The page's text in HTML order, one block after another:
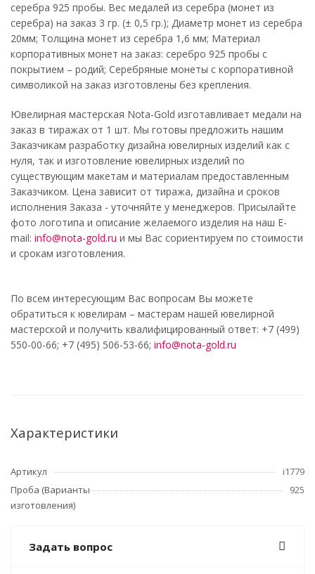
серебра 925 пробы. Вес медалей из серебра (монет из
серебра) на заказ 3 гр. (± 0,5 гр.); Диаметр монет из серебра
20мм; Толщина монет из серебра 1,6 мм; Материал
корпоративных монет на заказ: серебро 925 пробы с
покрытием – родий; Серебряные монеты с корпоративной
символикой на заказ изготовлены без крепления.
Ювелирная мастерская Nota-Gold изготавливает медали на
заказ в тиражах от 1 шт. Мы готовы предложить нашим
Заказчикам разработку дизайна ювелирных изделий как с
нуля, так и изготовление ювелирных изделий по
существующим макетам и материалам предоставленным
Заказчиком. Цена зависит от тиража, дизайна и сроков
исполнения Заказа - уточняйте у менеджеров. Присылайте
фото логотипа и описание желаемого изделия на наш E-
mail: info@nota-gold.ru и мы Вас сориентируем по стоимости
и срокам изготовления.
По всем интересующим Вас вопросам Вы можете
обратиться к ювелирам – мастерам нашей ювелирной
мастерской и получить квалифицированный ответ: +7 (499)
550-00-66; +7 (495) 506-53-66; info@nota-gold.ru
Характеристики
Артикул
i1779
Проба (Варианты
изготовления)
925
Задать вопрос